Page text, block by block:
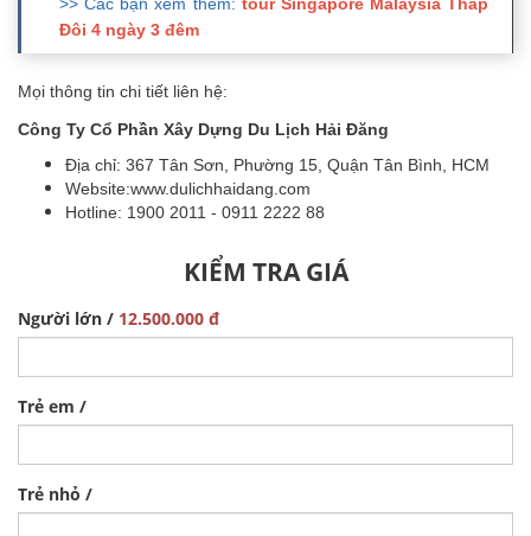
>> Các bạn xem thêm: tour Singapore Malaysia Tháp
Đôi 4 ngày 3 đêm
Mọi thông tin chi tiết liên hệ:
Công Ty Cổ Phần Xây Dựng Du Lịch Hải Đăng
Địa chỉ: 367 Tân Sơn, Phường 15, Quận Tân Bình, HCM
Website:www.dulichhaidang.com
Hotline: 1900 2011 - 0911 2222 88
KIỂM TRA GIÁ
Người lớn / 12.500.000 đ
Trẻ em /
Trẻ nhỏ /